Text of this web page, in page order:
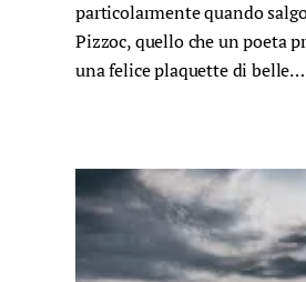
particolarmente quando
Pizzoc, quello che un poeta
una felice plaquette di belle…